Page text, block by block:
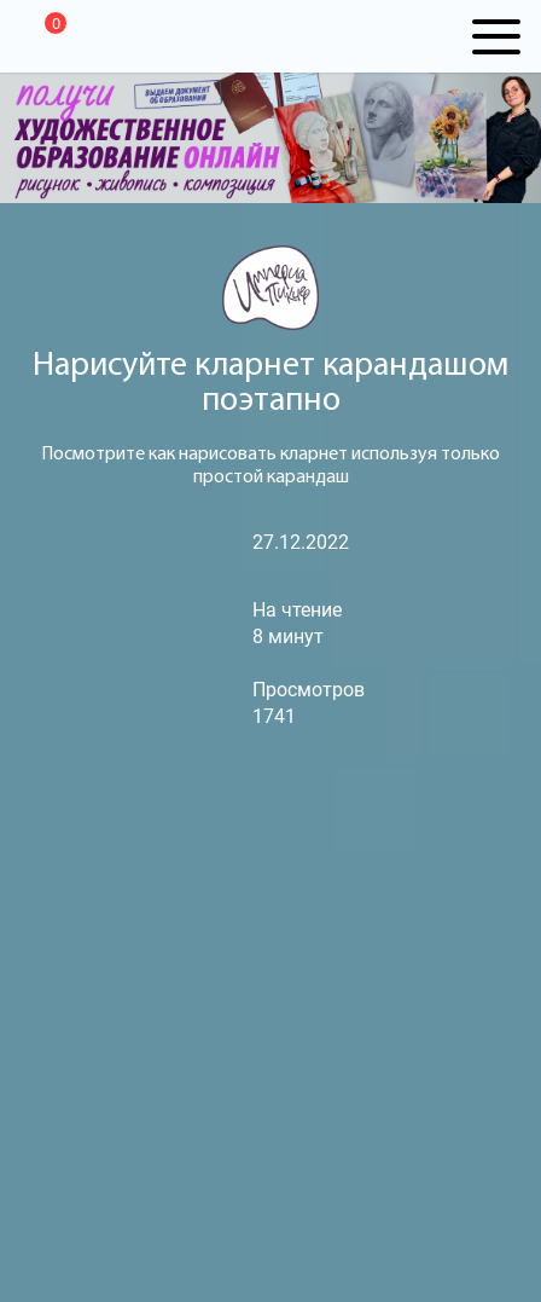
0
Нарисуйте кларнет карандашом
поэтапно
Посмотрите как нарисовать кларнет используя только
простой карандаш
27.12.2022
На чтение
8 минут
Просмотров
1741